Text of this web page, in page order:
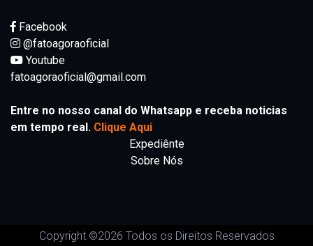
Facebook
@fatoagoraoficial
Youtube
fatoagoraoficial@gmail.com
Entre no nosso canal do Whatsapp e receba noticias
em tempo real. Clique Aqui
Expediênte
Sobre Nós
Copyright ©2026 Todos os Direitos Reservados